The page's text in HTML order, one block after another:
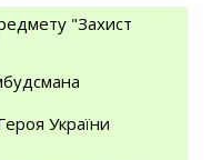
"Захист
України